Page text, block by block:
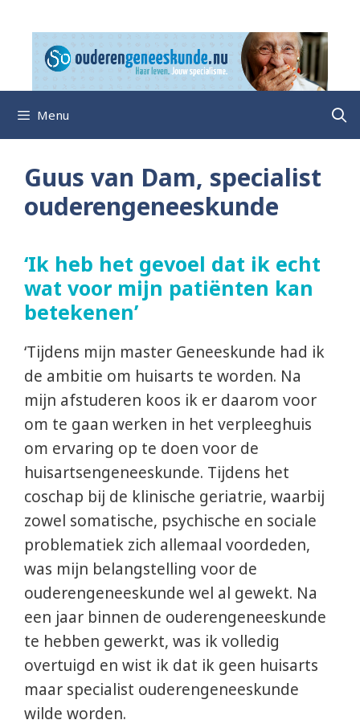
naar
Menu
Guus van Dam, specialist
ouderengeneeskunde
‘Ik heb het gevoel dat ik echt
wat voor mijn patiënten kan
betekenen’
‘Tijdens mijn master Geneeskunde had ik
de ambitie om huisarts te worden. Na
mijn afstuderen koos ik er daarom voor
om te gaan werken in het verpleeghuis
om ervaring op te doen voor de
huisartsengeneeskunde. Tijdens het
coschap bij de klinische geriatrie, waarbij
zowel somatische, psychische en sociale
problematiek zich allemaal voordeden,
was mijn belangstelling voor de
ouderengeneeskunde wel al gewekt. Na
een jaar binnen de ouderengeneeskunde
te hebben gewerkt, was ik volledig
overtuigd en wist ik dat ik geen huisarts
maar specialist ouderengeneeskunde
wilde worden.